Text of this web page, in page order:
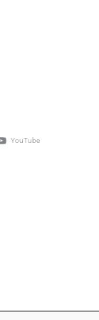
YouTube